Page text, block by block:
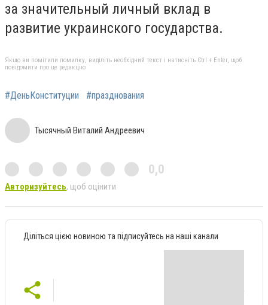
за значительный личный вклад в
развитие украинского государства.
Якщо ви помітили помилку, виділіть необхідний текст і натисніть Ctrl + Enter, щоб
повідомити про це редакцію
#ДеньКонституции #празднования
Тысячный Виталий Андреевич
0,0
Авторизуйтесь, щоб оцінити
Діліться цією новиною та підписуйтесь на наші канали